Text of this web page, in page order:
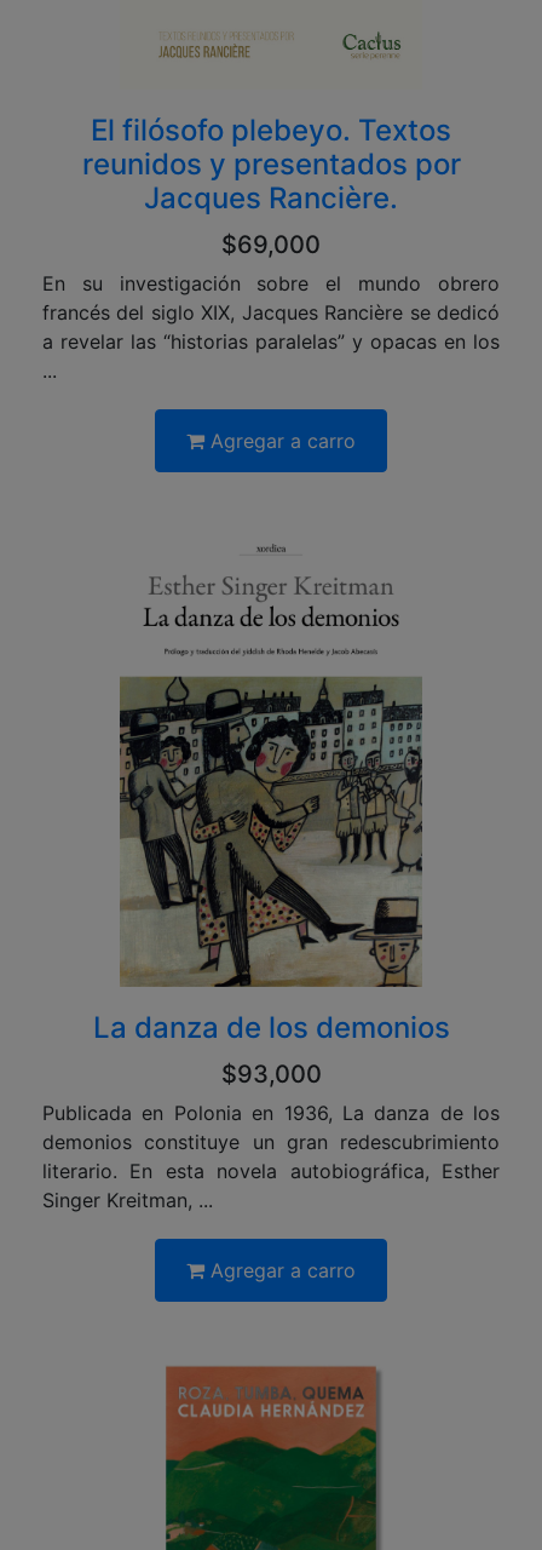
El filósofo plebeyo. Textos
reunidos y presentados por
Jacques Rancière.
$69,000
En su investigación sobre el mundo obrero
francés del siglo XIX, Jacques Rancière se dedicó
a revelar las “historias paralelas” y opacas en los
...
Agregar a carro
La danza de los demonios
$93,000
Publicada en Polonia en 1936, La danza de los
demonios constituye un gran redescubrimiento
literario. En esta novela autobiográfica, Esther
Singer Kreitman, ...
Agregar a carro